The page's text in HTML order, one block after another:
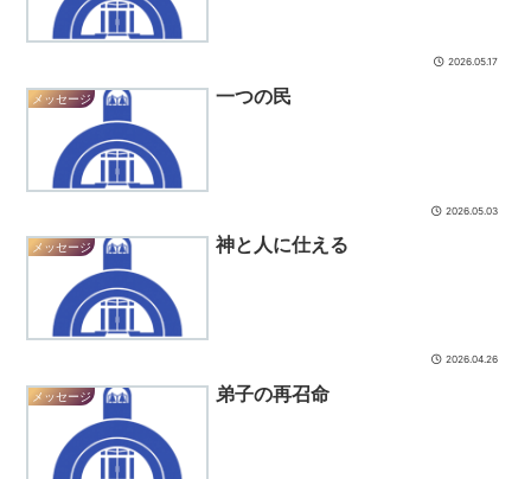
2026.05.17
メッセージ 一つの民
2026.05.03
メッセージ 神と人に仕える
2026.04.26
メッセージ 弟子の再召命